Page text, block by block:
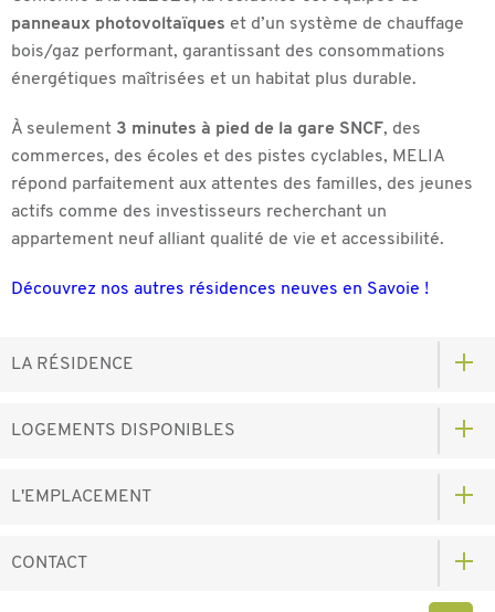
panneaux photovoltaïques et d’un système de chauffage
bois/gaz performant, garantissant des consommations
énergétiques maîtrisées et un habitat plus durable.
À seulement 3 minutes à pied de la gare SNCF, des
commerces, des écoles et des pistes cyclables, MELIA
répond parfaitement aux attentes des familles, des jeunes
actifs comme des investisseurs recherchant un
appartement neuf alliant qualité de vie et accessibilité.
Découvrez nos autres résidences neuves en Savoie !
LA RÉSIDENCE
LOGEMENTS DISPONIBLES
L'EMPLACEMENT
CONTACT